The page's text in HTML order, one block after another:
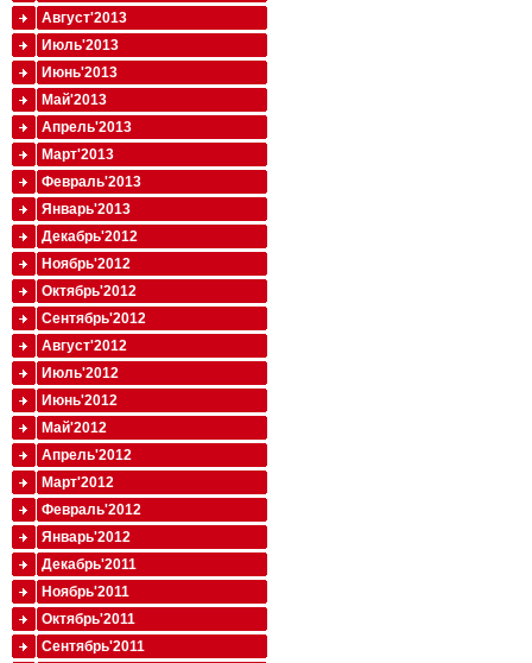
Август'2013
Июль'2013
Июнь'2013
Май'2013
Апрель'2013
Март'2013
Февраль'2013
Январь'2013
Декабрь'2012
Ноябрь'2012
Октябрь'2012
Сентябрь'2012
Август'2012
Июль'2012
Июнь'2012
Май'2012
Апрель'2012
Март'2012
Февраль'2012
Январь'2012
Декабрь'2011
Ноябрь'2011
Октябрь'2011
Сентябрь'2011